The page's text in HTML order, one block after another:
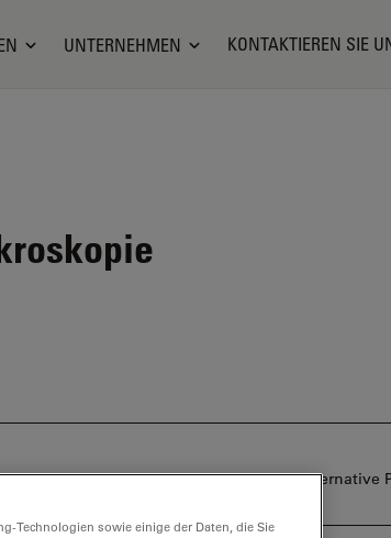
UNTERNEHMEN KONTAKTIEREN SIE
Sie uns, um sich über aktuelle alternative
Technologien sowie einige der Daten, die Sie